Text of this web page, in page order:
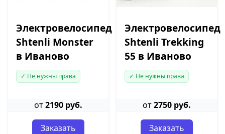
Электровелосипед
Shtenli Monster
в Иваново
✓ Не нужны права
от2190 руб.
Заказать
Электровелосипед
Shtenli Trekking
55 в Иваново
✓ Не нужны права
от2750 руб.
Заказать